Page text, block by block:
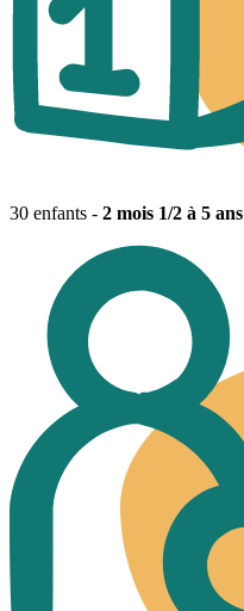
30 enfants - 2 mois 1/2 à 5 ans